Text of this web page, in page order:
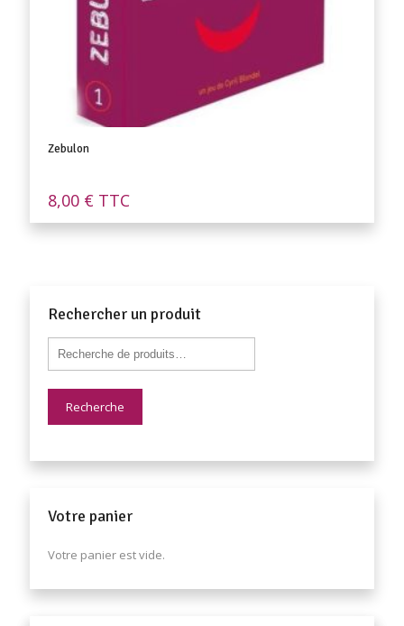
Zebulon
8,00 € TTC
Rechercher un produit
Recherche
Votre panier
Votre panier est vide.